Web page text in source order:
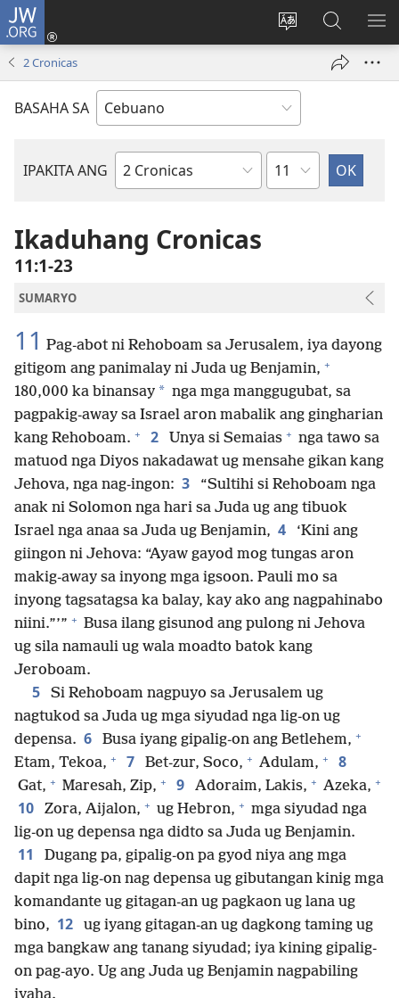
JW.ORG
Ilisi
pinulongan
sa
site
Log
ug
window)
Pangitaa
sa
JW.ORG
2 Cronicas
BASAHA SA
IPAKITA ANG
Basahon
Kapitulo
Ikaduhang Cronicas
11:1-23
SUMARYO
11 Pag-abot ni Rehoboam sa Jerusalem, iya dayong
gitigom ang panimalay ni Juda ug Benjamin, +
180,000 ka binansay * nga mga manggugubat, sa
pagpakig-away sa Israel aron mabalik ang gingharian
kang Rehoboam. + 2 Unya si Semaias + nga tawo sa
matuod nga Diyos nakadawat ug mensahe gikan kang
Jehova, nga nag-ingon: 3
“Sultihi si Rehoboam nga
anak ni Solomon nga hari sa Juda ug ang tibuok
Israel nga anaa sa Juda ug Benjamin, 4
‘Kini ang
giingon ni Jehova: “Ayaw gayod mog tungas aron
makig-away sa inyong mga igsoon. Pauli mo sa
inyong tagsatagsa ka balay, kay ako ang nagpahinabo
niini.”’” + Busa ilang gisunod ang pulong ni Jehova
ug sila namauli ug wala moadto batok kang
Jeroboam.
5
Si Rehoboam nagpuyo sa Jerusalem ug
nagtukod sa Juda ug mga siyudad nga lig-on ug
depensa. 6 Busa iyang gipalig-on ang Betlehem, +
Etam, Tekoa, + 7 Bet-zur, Soco, + Adulam, + 8
Gat, + Maresah, Zip, + 9 Adoraim, Lakis, + Azeka, +
10 Zora, Aijalon, + ug Hebron, + mga siyudad nga
lig-on ug depensa nga didto sa Juda ug Benjamin.
11
Dugang pa, gipalig-on pa gyod niya ang mga
dapit nga lig-on nag depensa ug gibutangan kinig mga
komandante ug gitagan-an ug pagkaon ug lana ug
bino, 12
ug iyang gitagan-an ug dagkong taming ug
mga bangkaw ang tanang siyudad; iya kining gipalig-
on pag-ayo. Ug ang Juda ug Benjamin nagpabiling